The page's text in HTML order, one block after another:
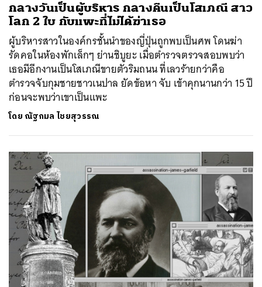
กลางวันเป็นผู้บริหาร กลางคืนเป็นโสเภณี สาว
โลก 2 ใบ กับแพะที่ไม่ได้ฆ่าเธอ
ผู้บริหารสาวในองค์กรชั้นนำของญี่ปุ่นถูกพบเป็นศพ โดนฆ่า
รัดคอในห้องพักเล็กๆ ย่านชิบูยะ เมื่อตำรวจตรวจสอบพบว่า
เธอมีอีกงานเป็นโสเภณีขายตัวริมถนน ที่เลวร้ายกว่าคือ
ตำรวจจับกุมชายชาวเนปาล ยัดข้อหา จับ เข้าคุกนานกว่า 15 ปี
ก่อนจะพบว่าเขาเป็นแพะ
โดย ณัฐกมล ไชยสุวรรณ